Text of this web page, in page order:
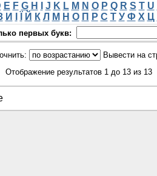
E F G H J K L M N O P Q R S T U
И Й К Л М Н О П Р С Т У Ф Х Ц
первых букв:
Вывести на
Отображение результатов 1 до 13 из 13